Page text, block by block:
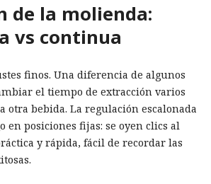
de la molienda:
vs continua
finos. Una diferencia de algunos
el tiempo de extracción varios
otra bebida. La regulación escalonada
en posiciones fijas: se oyen clics al
y rápida, fácil de recordar las